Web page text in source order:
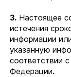
3. Настоящее
истечения
информации
указанную
соответствии
Федерации.